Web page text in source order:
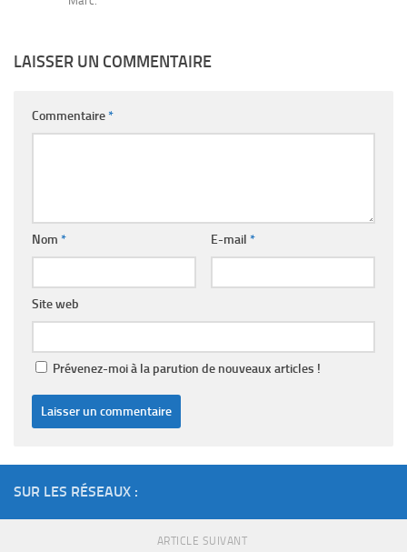
LAISSER UN COMMENTAIRE
Commentaire*
Nom * E-mail *
Site web
Prévenez-moi à la parution de nouveaux articles !
SUR LES RÉSEAUX :
ARTICLE SUIVANT